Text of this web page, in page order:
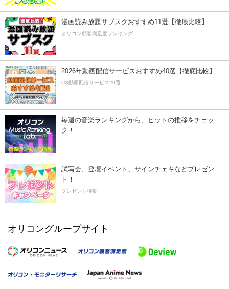
漫画読み放題サブスクおすすめ11選【徹底比較】
オリコン顧客満足度ランキング
2026年動画配信サービスおすすめ40選【徹底比較】
CS動画配信サービス20選
毎週の音楽ランキングから、ヒットの推移をチェッ
ク！
試写会、登壇イベント、サインチェキなどプレゼン
ト！
プレゼント特集
オリコングループサイト